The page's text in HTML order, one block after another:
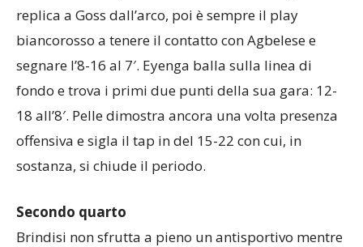
replica a Goss dall’arco, poi è sempre il play
biancorosso a tenere il contatto con Agbelese e
segnare l’8-16 al 7′. Eyenga balla sulla linea di
fondo e trova i primi due punti della sua gara: 12-
18 all’8′. Pelle dimostra ancora una volta presenza
offensiva e sigla il tap in del 15-22 con cui, in
sostanza, si chiude il periodo.
Secondo quarto
Brindisi non sfrutta a pieno un antisportivo mentre